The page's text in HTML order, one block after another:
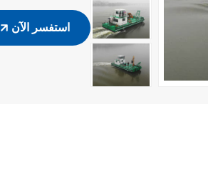
استفسر الآن